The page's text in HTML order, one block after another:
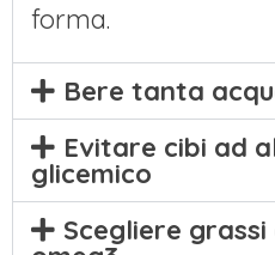
forma.
Bere tanta
Evitare cibi ad
glicemico
Scegliere grassi